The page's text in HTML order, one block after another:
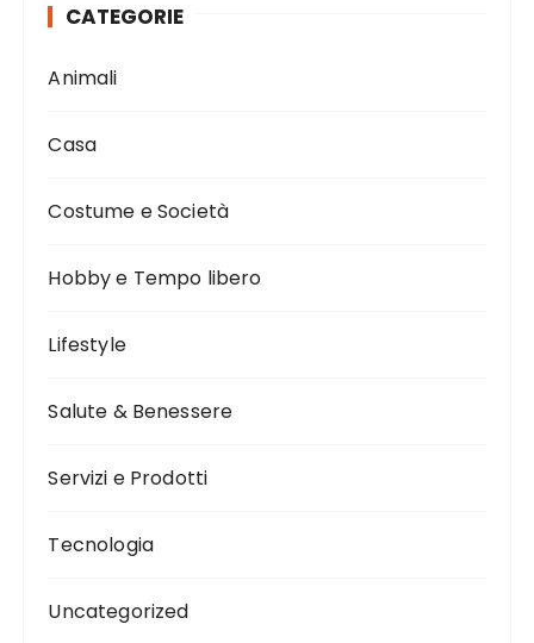
CATEGORIE
Animali
Casa
Costume e Società
Hobby e Tempo libero
Lifestyle
Salute & Benessere
Servizi e Prodotti
Tecnologia
Uncategorized